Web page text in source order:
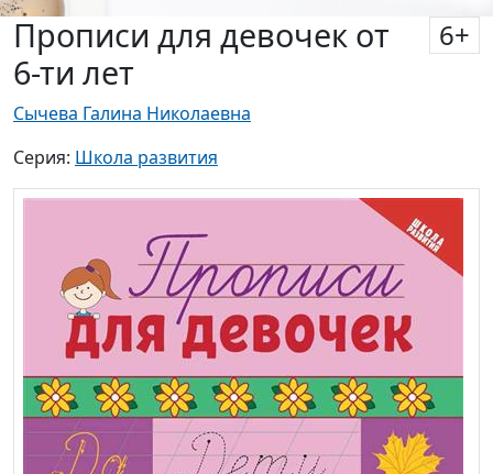
Прописи для девочек от
6-ти лет
6+
Сычева Галина Николаевна
Серия: Школа развития